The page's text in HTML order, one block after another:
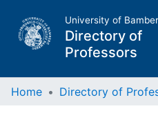
University of
Directory of
Professors
Home Directory of